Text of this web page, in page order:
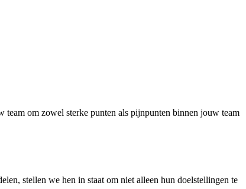
om zowel sterke punten als pijnpunten binnen jouw team
stellen we hen in staat om niet alleen hun doelstellingen te